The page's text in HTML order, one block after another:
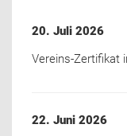
20. Juli 2026
Vereins-Zertifikat
22. Juni 2026